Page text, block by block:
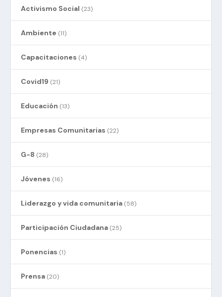
Activismo Social (23)
Ambiente (11)
Capacitaciones (4)
Covid19 (21)
Educación (13)
Empresas Comunitarias (22)
G-8 (28)
Jóvenes (16)
Liderazgo y vida comunitaria (58)
Participación Ciudadana (25)
Ponencias (1)
Prensa (20)